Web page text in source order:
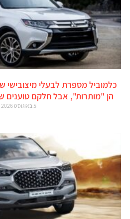
כלמוביל מספרת לבעלי
הן "מותרות", אבל חלקם טוענים
5 באוגוסט 2026